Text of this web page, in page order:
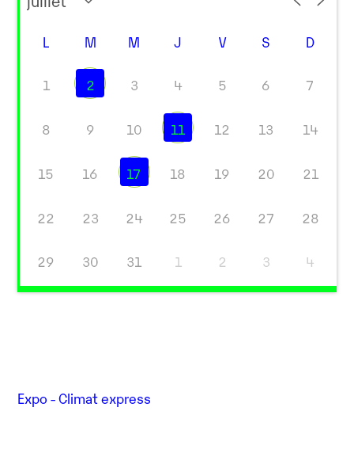
L M M J V S D
1 2 3 4 5 6 7
8 9 10 11 12 13 14
15 16 17 18 19 20 21
22 23 24 25 26 27 28
29 30 31 1 2 3 4
Expo - Climat express